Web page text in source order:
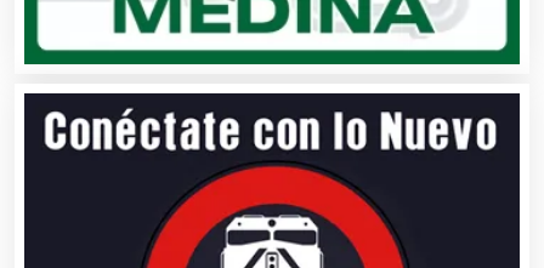
Banquetes
Bares y Cantinas